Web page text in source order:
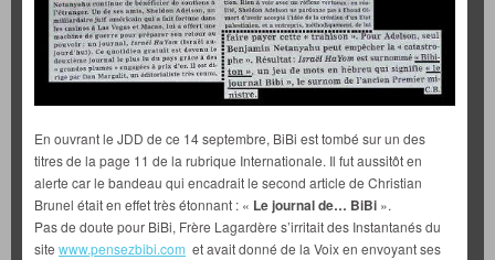
En ouvrant le JDD de ce 14 septembre, BiBi est tombé sur un des
titres de la page 11 de la rubrique Internationale. Il fut aussitôt en
alerte car le bandeau qui encadrait le second article de Christian
Brunel était en effet très étonnant : « Le journal de… BiBi ».
Pas de doute pour BiBi, Frère Lagardère s’irritait des Instantanés du
site www.pensezbibi.com et avait donné de la Voix en envoyant ses